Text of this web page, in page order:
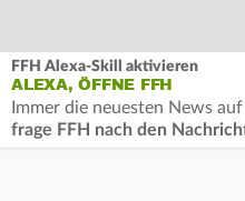
FFH Alexa-Skill aktivieren
ALEXA, ÖFFNE FFH
Immer die neuesten News
frage FFH nach den